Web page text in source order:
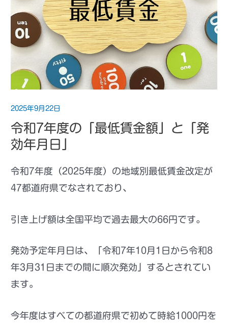
2025年9月22日
令和7年度の「最低賃金額」と「発
効年月日」
令和7年度（2025年度）の地域別最低賃金改定が
47都道府県でなされており、
引き上げ額は全国平均で過去最大の66円です。
発効予定年月日は、「令和7年10月1日から令和8
年3月31日までの間に順次発効」するとされてい
ます。
今年度はすべての都道府県で初めて時給1000円を